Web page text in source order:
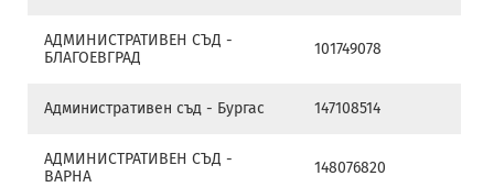
АДМИНИСТРАТИВЕН СЪД -
БЛАГОЕВГРАД
101749078
Административен съд - Бургас 147108514
АДМИНИСТРАТИВЕН СЪД -
ВАРНА
148076820